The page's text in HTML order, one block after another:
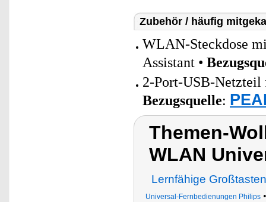
Zubehör / häufig
WLAN-Steckdose
Assistant •
2-Port-USB-Netzteil
Bezugsquelle:
Themen-
WLAN
Lernfähige
Universal-Fernbedienungen Philips